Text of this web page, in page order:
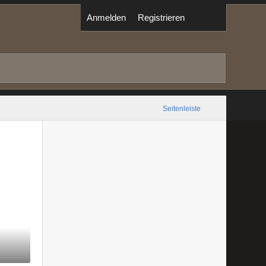
Anmelden Registrieren
Seitenleiste